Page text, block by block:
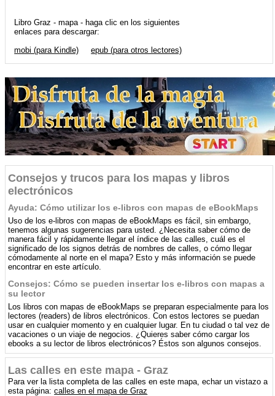
Libro Graz - mapa - haga clic en los siguientes
enlaces para descargar:
mobi (para Kindle)
epub (para otros lectores)
Consejos y trucos para los mapas y libros
electrónicos
Ayuda: Cómo utilizar los e-libros con mapas de eBookMaps
Uso de los e-libros con mapas de eBookMaps es fácil, sin embargo,
tenemos algunas sugerencias para usted. ¿Necesita saber cómo de
manera fácil y rápidamente llegar el índice de las calles, cuál es el
significado de los signos detrás de nombres de calles, o cómo llegar
cómodamente al norte en el mapa? Esto y más información se puede
encontrar en este artículo.
Consejos: Cómo se pueden insertar los e-libros con mapas a
su lector
Los libros con mapas de eBookMaps se preparan especialmente para los
lectores (readers) de libros electrónicos. Con estos lectores se puedan
usar en cualquier momento y en cualquier lugar. En tu ciudad o tal vez de
vacaciones o un viaje de negocios. ¿Quieres saber cómo cargar los
ebooks a su lector de libros electrónicos? Éstos son algunos consejos.
Las calles en este mapa - Graz
Para ver la lista completa de las calles en este mapa, echar un vistazo a
esta página:calles en el mapa de Graz